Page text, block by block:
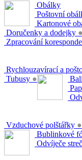
Obálky
Poštovní
Kartonové
Doručenky a dodejky ●
Zpracování
Rychlouzavírací a
Tubusy ●
Vzduchové polštářky ●
Bublinkové
Odvíječe